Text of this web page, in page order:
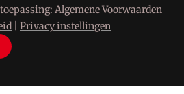
Algemene Voorwaarden
Privacy instellingen